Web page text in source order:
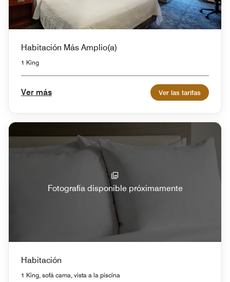
Habitación Más Amplio(a)
1 King
Ver más Ver las tarifas
Fotografía disponible próximamente
Habitación
1 King, sofá cama, vista a la piscina